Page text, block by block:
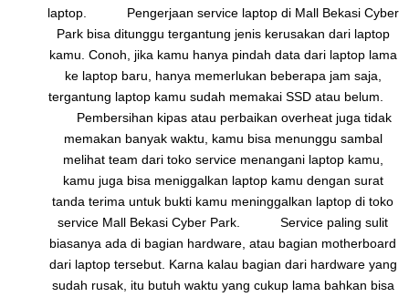
laptop. Pengerjaan service laptop di Mall Bekasi Cyber
Park bisa ditunggu tergantung jenis kerusakan dari laptop
kamu. Conoh, jika kamu hanya pindah data dari laptop lama
ke laptop baru, hanya memerlukan beberapa jam saja,
tergantung laptop kamu sudah memakai SSD atau belum.
Pembersihan kipas atau perbaikan overheat juga tidak
memakan banyak waktu, kamu bisa menunggu sambal
melihat team dari toko service menangani laptop kamu,
kamu juga bisa meniggalkan laptop kamu dengan surat
tanda terima untuk bukti kamu meninggalkan laptop di toko
service Mall Bekasi Cyber Park. Service paling sulit
biasanya ada di bagian hardware, atau bagian motherboard
dari laptop tersebut. Karna kalau bagian dari hardware yang
sudah rusak, itu butuh waktu yang cukup lama bahkan bisa